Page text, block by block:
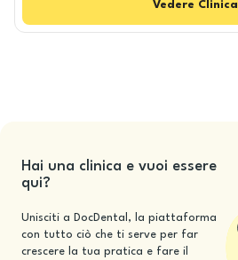
Vedere Clinica
Hai una clinica e vuoi essere
qui?
Unisciti a DocDental, la piattaforma
con tutto ciò che ti serve per far
crescere la tua pratica e fare il